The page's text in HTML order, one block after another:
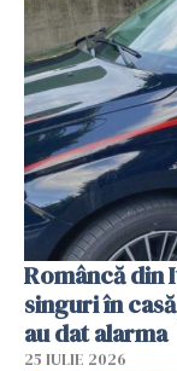
Româncă din
singuri în
au dat alarma
25 IULIE 2026